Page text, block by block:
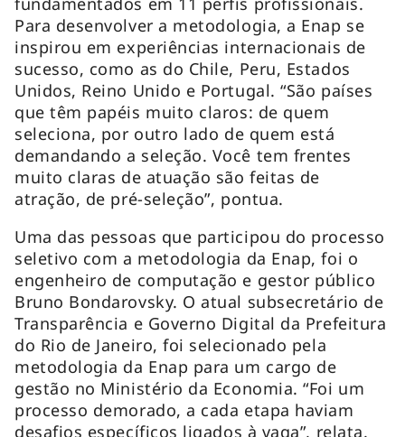
Para desenvolver a metodologia, a Enap se
inspirou em experiências internacionais de
sucesso, como as do Chile, Peru, Estados
Unidos, Reino Unido e Portugal. “São países
que têm papéis muito claros: de quem
seleciona, por outro lado de quem está
demandando a seleção. Você tem frentes
muito claras de atuação são feitas de
atração, de pré-seleção”, pontua.
Uma das pessoas que participou do processo
seletivo com a metodologia da Enap, foi o
engenheiro de computação e gestor público
Bruno Bondarovsky. O atual subsecretário de
Transparência e Governo Digital da Prefeitura
do Rio de Janeiro, foi selecionado pela
metodologia da Enap para um cargo de
gestão no Ministério da Economia. “Foi um
processo demorado, a cada etapa haviam
desafios específicos ligados à vaga”, relata.